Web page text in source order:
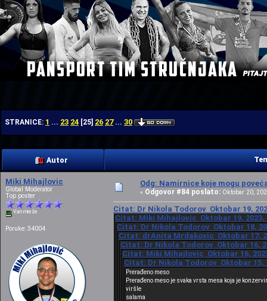
STRANICE: 1 ... 23 24 [25] 26 27 ... 30
Autor
Miki Mihajlovic
Global Moderator
Top poster
Van mreže
Poruke: 34004
Odg: Namirnice koje mogu
« Odgovor #84 poslato: Oktobar 20,
Citat: Dr Nikola Todorov Oktobar 19,
Citat: Miki Mihajlovic Oktobar 19, 2023,
Citat: Dr Nikola Todorov Oktobar 18,
Citat: drAnita Mrdakovic Oktobar 17,
Citat: Dr Nikola Todorov Oktobar 16,
Citat: Miki Mihajlovic Oktobar 16,
Citat: Dr Nikola Todorov Oktobar 15,
Prerađeno meso
Prerađeno meso je svaka vrsta mesa koja je
viršle
salama